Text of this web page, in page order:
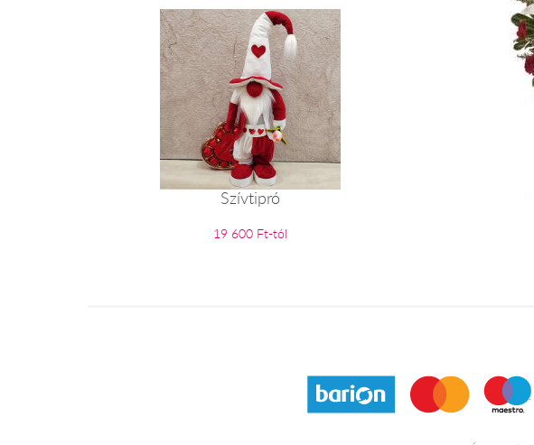
Szívtipró
19 600 Ft-tól